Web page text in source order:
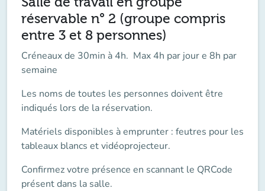
réservable n° 2 (groupe compris
entre 3 et 8 personnes)
Créneaux de 30min à 4h. Max 4h par jour e 8h par
semaine
Les noms de toutes les personnes doivent être
indiqués lors de la réservation.
Matériels disponibles à emprunter : feutres pour les
tableaux blancs et vidéoprojecteur.
Confirmez votre présence en scannant le QRCode
présent dans la salle.